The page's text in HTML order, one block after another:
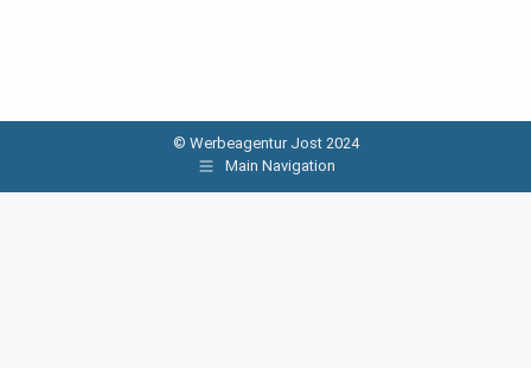
© Werbeagentur Jost 2024
Main Navigation